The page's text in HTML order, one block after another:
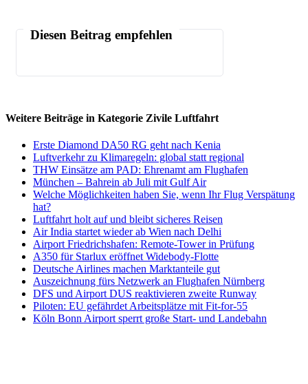
Diesen Beitrag empfehlen
Weitere Beiträge in Kategorie Zivile Luftfahrt
Erste Diamond DA50 RG geht nach Kenia
Luftverkehr zu Klimaregeln: global statt regional
THW Einsätze am PAD: Ehrenamt am Flughafen
München – Bahrein ab Juli mit Gulf Air
Welche Möglichkeiten haben Sie, wenn Ihr Flug Verspätung
hat?
Luftfahrt holt auf und bleibt sicheres Reisen
Air India startet wieder ab Wien nach Delhi
Airport Friedrichshafen: Remote-Tower in Prüfung
A350 für Starlux eröffnet Widebody-Flotte
Deutsche Airlines machen Marktanteile gut
Auszeichnung fürs Netzwerk an Flughafen Nürnberg
DFS und Airport DUS reaktivieren zweite Runway
Piloten: EU gefährdet Arbeitsplätze mit Fit-for-55
Köln Bonn Airport sperrt große Start- und Landebahn